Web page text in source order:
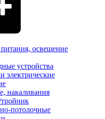
освещение
устройства
электрические
накаливания
потолочные